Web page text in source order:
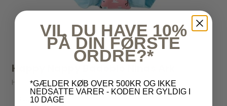
Happy Nappy Badeble Ninas Ark
Happy Nappy
139,00 kr
VIL DU HAVE 10%
PÅ DIN FØRSTE
ORDRE?*
*GÆLDER KØB OVER 500KR OG IKKE
NEDSATTE VARER - KODEN ER GYLDIG I
10 DAGE